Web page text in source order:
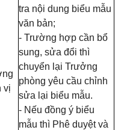
vị
tra nội dung biểu mẫu
văn bản;
- Trường hợp cần bổ
sung, sửa đổi thì
chuyển lại Trưởng
phòng yêu cầu chỉnh
sửa lại biểu mẫu.
- Nếu đồng ý biểu
mẫu thì Phê duyệt và